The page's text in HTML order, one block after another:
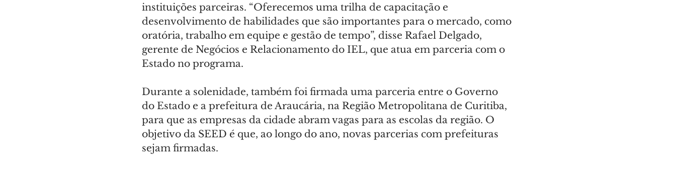
instituições parceiras. “Oferecemos uma trilha de capacitação e
desenvolvimento de habilidades que são importantes para o mercado, como
oratória, trabalho em equipe e gestão de tempo”, disse Rafael Delgado,
gerente de Negócios e Relacionamento do IEL, que atua em parceria com o
Estado no programa.
Durante a solenidade, também foi firmada uma parceria entre o Governo
do Estado e a prefeitura de Araucária, na Região Metropolitana de Curitiba,
para que as empresas da cidade abram vagas para as escolas da região. O
objetivo da SEED é que, ao longo do ano, novas parcerias com prefeituras
sejam firmadas.